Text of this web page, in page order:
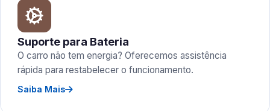
Suporte para Bateria
O carro não tem energia? Oferecemos assistência
rápida para restabelecer o funcionamento.
Saiba Mais